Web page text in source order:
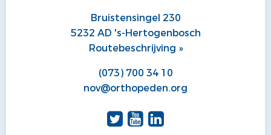
Bruistensingel 230
5232 AD 's-Hertogenbosch
Routebeschrijving »
(073) 700 34 10
nov@orthopeden.org